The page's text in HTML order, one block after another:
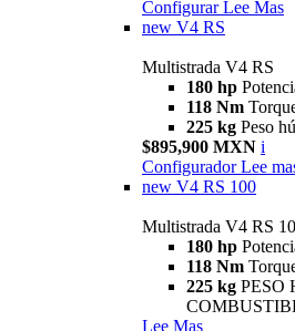
Configurar Lee Mas
new V4 RS
Multistrada V4 RS
180 hp
118 Nm
225 kg Peso
$895,900 MXN i
Configurador Lee
new V4 RS 100
Multistrada V4 RS
180 hp
118 Nm
225 kg PESO
Lee Mas